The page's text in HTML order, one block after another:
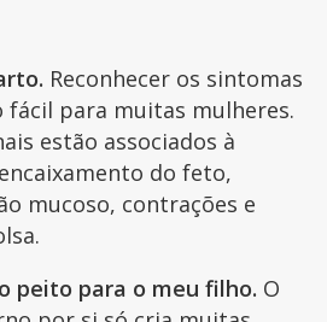
Reconhecer os sintomas
para muitas mulheres.
estão associados à
do feto,
mucoso, contrações e
peito para o meu filho. O